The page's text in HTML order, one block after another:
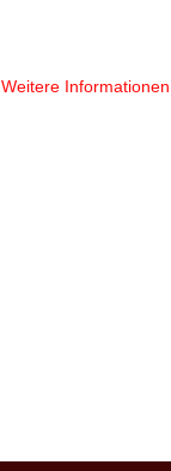
Weitere Informationen